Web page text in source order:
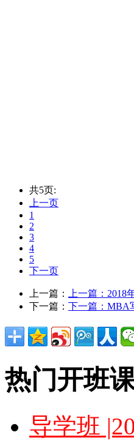
共5页:
上一页
1
2
3
4
5
下一页
上一篇： 上一篇： 2018
下一篇： 下一篇： MBA
热门开班
导学班